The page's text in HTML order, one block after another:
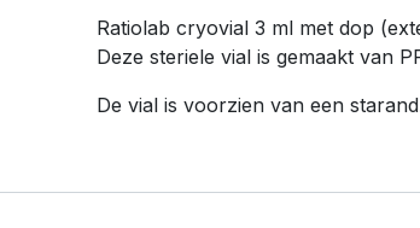
Ratiolab cryovial 3 ml met dop
Deze steriele vial is gemaakt van
De vial is voorzien van een